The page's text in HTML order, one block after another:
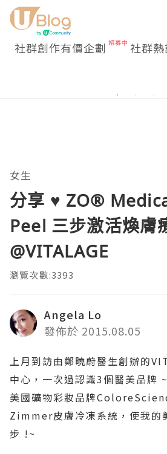
社群創作有價企劃 社群
女生
分享 ♥ ZO®
Peel 三步激活煥膚
@VITALAGE
瀏覽次數:3393
Angela Lo
發佈於 2015.08.05
上月到訪由鄭曉蔚醫生創辦的
中心，一次過認識3個醫美品牌
美國礦物彩妝品牌
Zimmer皮膚冷凍系統，使我的
步 !~